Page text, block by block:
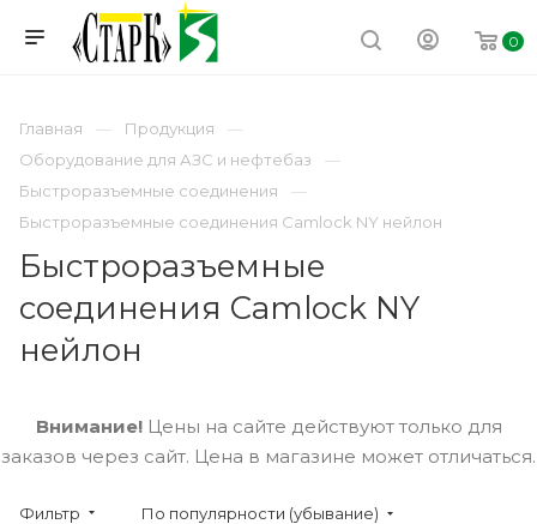
0
Главная
Продукция
Оборудование для АЗС и нефтебаз
Быстроразъемные соединения
Быстроразъемные соединения Camlock NY нейлон
Быстроразъемные
соединения Camlock NY
нейлон
Внимание!Цены на сайте действуют только для
заказов через сайт. Цена в магазине может отличаться.
Фильтр По популярности (убывание)